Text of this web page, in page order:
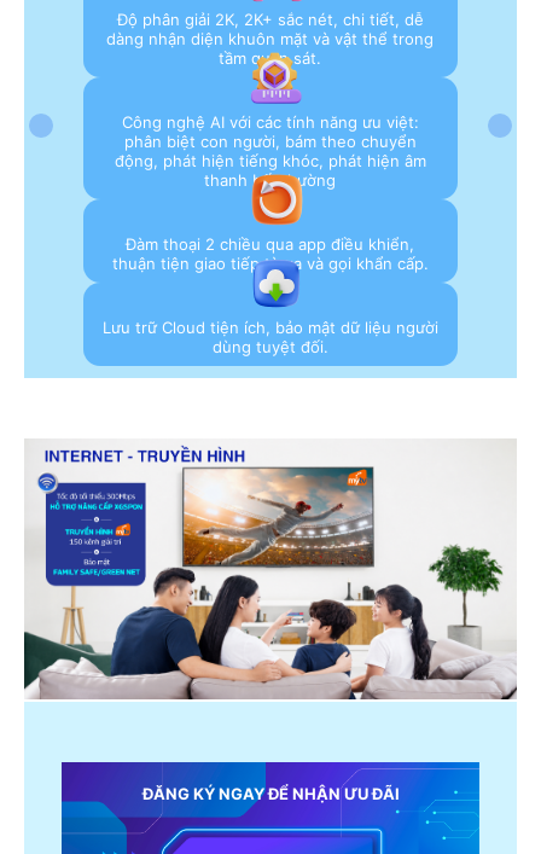
Độ phân giải 2K, 2K+ sắc nét, chi tiết, dễ
dàng nhận diện khuôn mặt và vật thể trong
tầm quan sát.
Công nghệ AI với các tính năng ưu việt:
phân biệt con người, bám theo chuyển
động, phát hiện tiếng khóc, phát hiện âm
thanh bất thường
Đàm thoại 2 chiều qua app điều khiển,
thuận tiện giao tiếp từ xa và gọi khẩn cấp.
Lưu trữ Cloud tiện ích, bảo mật dữ liệu người
dùng tuyệt đối.
ĐĂNG KÝ NGAY ĐỂ NHẬN ƯU ĐÃI